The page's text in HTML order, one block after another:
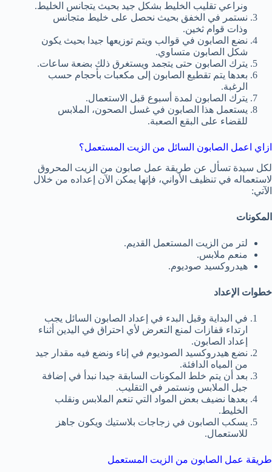
ونراعي تقليب الخليط بشكل جيد بحيث يتجانس الخليط.
نستمر في الخفق بحيث نحصل على خليط متجانس
وذات قوام ثخين.
نضع الصابون في قوالب ويتم توزيعها جيدا بحيث يكون
شكل الصابون متساوي.
يترك الصابون حتى يتجمد ويستغرق ذلك بضعة ساعات.
بعدها يتم تقطيع الصابون إلى مكعبات بأحجام حسب
الرغبة.
يترك الصابون لمدة أسبوع قبل الاستعمال.
يستعمل هذا الصابون في غسل الصحون، الملابس
للقضاء على البقع الصعبة.
ازاي اعمل الصابون السائل من الزيت المستعمل؟
لكل سيدة تسأل عن طريقة عمل صابون من الزيت المحروق
لاستعماله في تنظيف الأواني، فإنها يمكن الآن إعداده من خلال
الآتي:
المكونات
لتر من الزيت المستعمل القديم.
منعم ملابس.
هيدروكسيد صوديوم.
خطوات الإعداد
في البداية وقبل البدء في إعداد الصابون السائل يجب
ارتداء قفازات لمنع التعرض لأي احتراق في اليدين أثناء
إعداد الصابون.
نضع هيدروكسيد الصوديوم في إناء ونضع فيه مقدار جيد
من المياه الدافئة.
بعد أن يتم خلط المكونات السابقة جيدا نبدأ في إضافة
جيل الملابس ونستمر في التقليب.
بعدها نضيف بعض المواد التي تنعم الملابس ونقلب
الخليط.
يسكب الصابون في زجاجات بلاستيك ويكون جاهز
للاستعمال.
طريقة عمل الصابون من الزيت المستعمل